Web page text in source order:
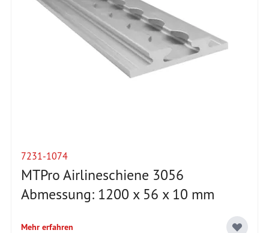
7231-1074
MTPro Airlineschiene 3056
Abmessung: 1200 x 56 x 10 mm
Mehr erfahren